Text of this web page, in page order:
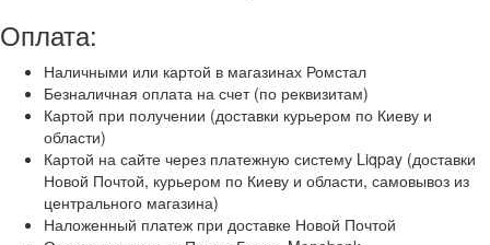
Оплата:
Наличными или картой в магазинах Ромстал
Безналичная оплата на счет (по реквизитам)
Картой при получении (доставки курьером по Киеву и
области)
Картой на сайте через платежную систему Liqpay (доставки
Новой Почтой, курьером по Киеву и области, самовывоз из
центрального магазина)
Наложенный платеж при доставке Новой Почтой